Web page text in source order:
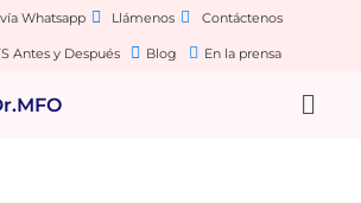
Whatsapp Llámenos Contáctenos
Antes y Después Blog En la prensa